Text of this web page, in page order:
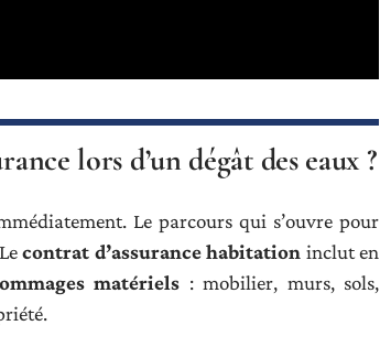
lors d’un dégât des eaux ?
Le parcours qui s’ouvre pour
contrat d’assurance habitation inclut en
matériels : mobilier, murs, sols,